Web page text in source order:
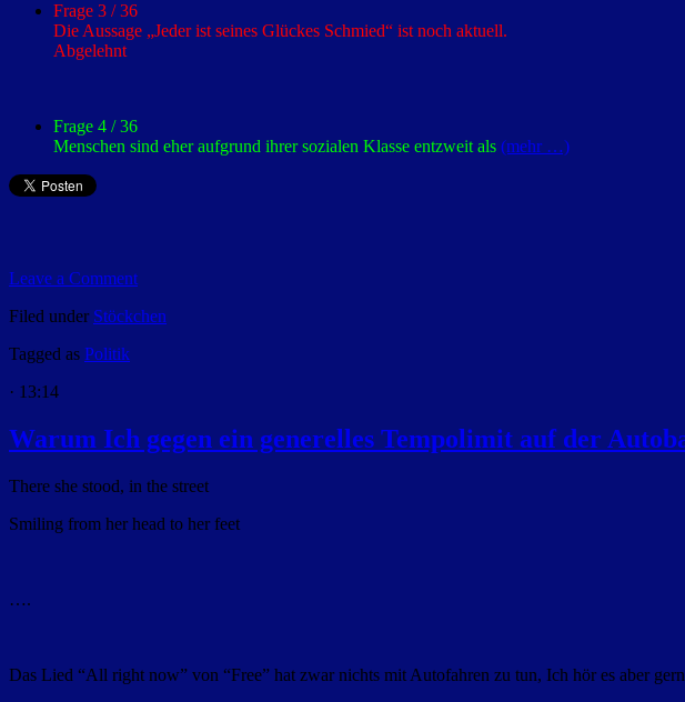
Frage 3 / 36
Die Aussage „Jeder ist seines Glückes Schmied“ ist noch aktuell.
Abgelehnt
Frage 4 / 36
Menschen sind eher aufgrund ihrer sozialen Klasse entzweit als (mehr …)
Leave a Comment
Filed under Stöckchen
Tagged as Politik
· 13:14
Warum Ich gegen ein generelles Tempolimit auf der
There she stood, in the street
Smiling from her head to her feet
….
Das Lied “All right now” von “Free” hat zwar nichts mit Autofahren zu tun, Ich hör es aber